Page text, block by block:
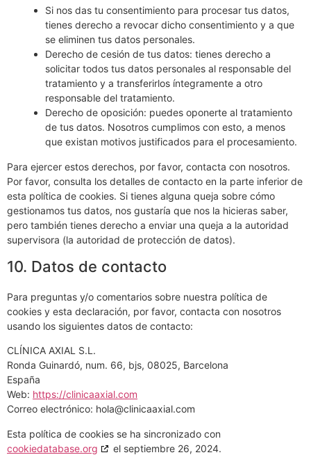
Si nos das tu consentimiento para procesar tus datos,
tienes derecho a revocar dicho consentimiento y a que
se eliminen tus datos personales.
Derecho de cesión de tus datos: tienes derecho a
solicitar todos tus datos personales al responsable del
tratamiento y a transferirlos íntegramente a otro
responsable del tratamiento.
Derecho de oposición: puedes oponerte al tratamiento
de tus datos. Nosotros cumplimos con esto, a menos
que existan motivos justificados para el procesamiento.
Para ejercer estos derechos, por favor, contacta con nosotros.
Por favor, consulta los detalles de contacto en la parte inferior de
esta política de cookies. Si tienes alguna queja sobre cómo
gestionamos tus datos, nos gustaría que nos la hicieras saber,
pero también tienes derecho a enviar una queja a la autoridad
supervisora (la autoridad de protección de datos).
10. Datos de contacto
Para preguntas y/o comentarios sobre nuestra política de
cookies y esta declaración, por favor, contacta con nosotros
usando los siguientes datos de contacto:
CLÍNICA AXIAL S.L.
Ronda Guinardó, num. 66, bjs, 08025, Barcelona
España
Web: https://clinicaaxial.com
Correo electrónico: hola@clinicaaxial.com
Esta política de cookies se ha sincronizado con
cookiedatabase.org
el septiembre 26, 2024.